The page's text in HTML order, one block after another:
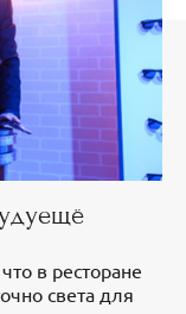
в ресторане
света для